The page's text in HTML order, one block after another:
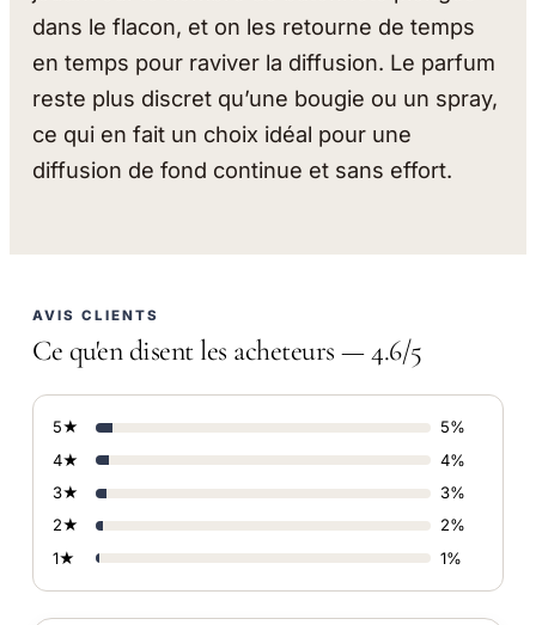
dans le flacon, et on les retourne de temps
en temps pour raviver la diffusion. Le parfum
reste plus discret qu’une bougie ou un spray,
ce qui en fait un choix idéal pour une
diffusion de fond continue et sans effort.
AVIS CLIENTS
Ce qu'en disent les acheteurs — 4.6/5
5★
5%
4★
4%
3★
3%
2★
2%
1★
1%